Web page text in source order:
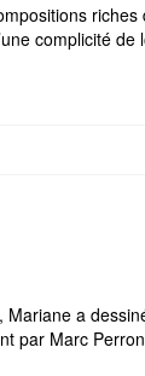
complicité de
a
par Marc